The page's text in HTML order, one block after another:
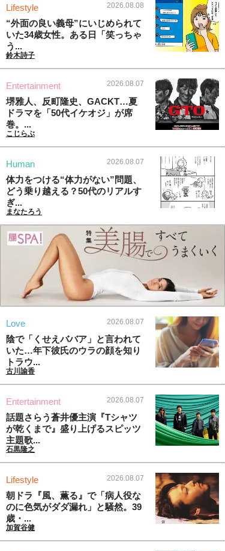
Lifestyle 2026.08.08
“外面の良い義母”にいじめられて
いた34歳女性。ある日「笑っちゃ
う...
鈴木詩子
Entertainment 2026.08.07
堺雅人、反町隆史、GACKT…夏
ドラマを「50代イケオジ」が席
巻。...
こじらぶ
Human 2026.08.07
体力をつける“体力がない”問題、
どう乗り越える？50代のリアルす
ぎ...
まなたろう
Love 2026.08.07
陰で「くせえババア」と言われて
いた…年下彼氏のウラの顔を知り
トラウ...
古川諭香
Entertainment 2026.08.07
話題さらう蒼井優主演『Tシャツ
が乾くまで』盛り上げるスピッツ
主題歌...
石黒隆之
Lifestyle 2026.08.07
朝ドラ『風、薫る』で「病人役な
のに色気がダダ漏れ」と騒然。39
歳・...
加賀谷健